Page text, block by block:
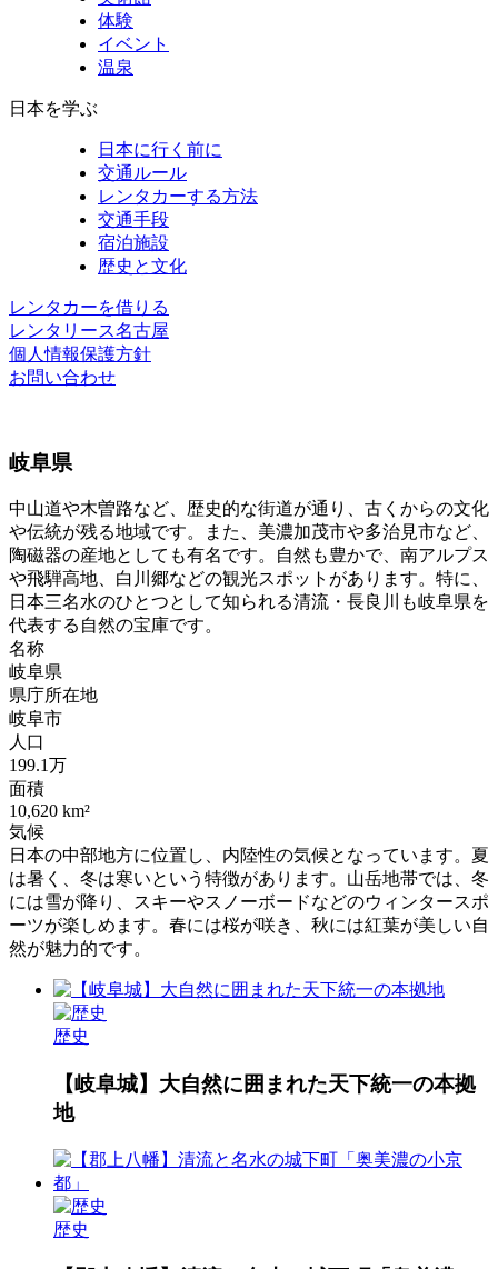
体験
イベント
温泉
日本を学ぶ
日本に行く前に
交通ルール
レンタカーする方法
交通手段
宿泊施設
歴史と文化
レンタカーを借りる
レンタリース名古屋
個人情報保護方針
お問い合わせ
岐阜県
中山道や木曽路など、歴史的な街道が通り、古くからの文化
や伝統が残る地域です。また、美濃加茂市や多治見市など、
陶磁器の産地としても有名です。自然も豊かで、南アルプス
や飛騨高地、白川郷などの観光スポットがあります。特に、
日本三名水のひとつとして知られる清流・長良川も岐阜県を
代表する自然の宝庫です。
名称
岐阜県
県庁所在地
岐阜市
人口
199.1万
面積
10,620 km²
気候
日本の中部地方に位置し、内陸性の気候となっています。夏
は暑く、冬は寒いという特徴があります。山岳地帯では、冬
には雪が降り、スキーやスノーボードなどのウィンタースポ
ーツが楽しめます。春には桜が咲き、秋には紅葉が美しい自
然が魅力的です。
歴史
【岐阜城】大自然に囲まれた天下統一の本拠
地
歴史